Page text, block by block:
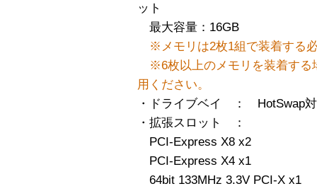
ット
最大容量：16GB
※メモリは2枚1組で装着する
※6枚以上のメモリを装着する
用ください。
・ドライブベイ ： HotSwap対
・拡張スロット ：
PCI-Express X8 x2
PCI-Express X4 x1
64bit 133MHz 3.3V PCI-X x1